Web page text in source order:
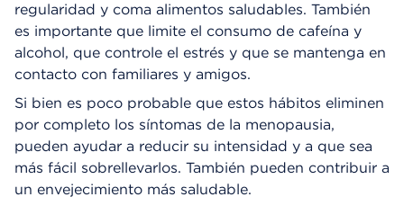
regularidad y coma alimentos saludables. También
es importante que limite el consumo de cafeína y
alcohol, que controle el estrés y que se mantenga en
contacto con familiares y amigos.
Si bien es poco probable que estos hábitos eliminen
por completo los síntomas de la menopausia,
pueden ayudar a reducir su intensidad y a que sea
más fácil sobrellevarlos. También pueden contribuir a
un envejecimiento más saludable.